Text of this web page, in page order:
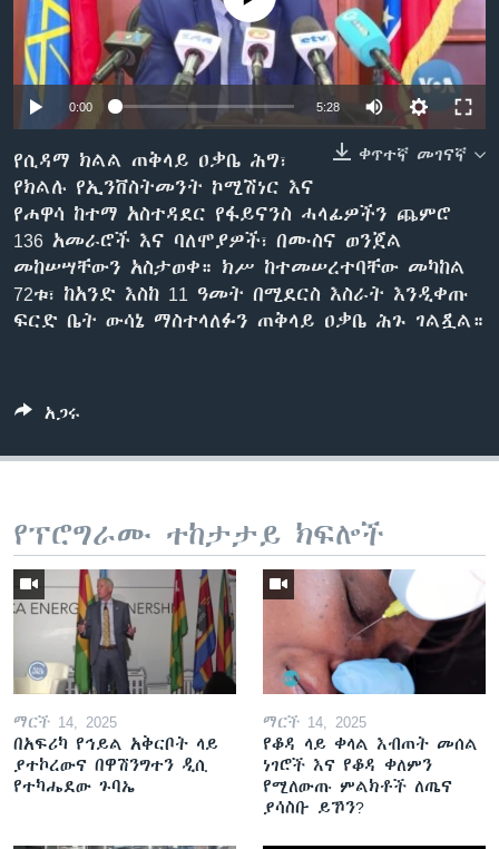
ቋንቋዎች
0:00 5:28
ቀጥተኛ መገናኛ
የሲዳማ ክልል ጠቅላይ ዐቃቤ ሕግ፣
የክልሉ የኢንቨስትመንት ኮሚሽነር እና
የሐዋሳ ከተማ አስተዳደር የፋይናንስ ሓላፊዎችን ጨምሮ
136 አመራሮች እና ባለሞያዎች፣ በሙስና ወንጀል
መከሠሣቸውን አስታወቀ። ክሥ ከተመሠረተባቸው መካከል
72ቱ፣ ከአንድ እስከ 11 ዓመት በሚደርስ እስራት እንዲቀጡ
ፍርድ ቤት ውሳኔ ማስተላለፉን ጠቅላይ ዐቃቤ ሕጉ ገልጿል።
አጋሩ
የፕሮግራሙ ተከታታይ ክፍሎች
ማርች 14, 2025
በአፍሪካ የኅይል አቅርቦት ላይ
ያተኮረውና በዋሽንግተን ዲሲ
የተካሔደው ጉባኤ
ማርች 14, 2025
የቆዳ ላይ ቀላል እብጠት መሰል
ነገሮች እና የቆዳ ቀለምን
የሚለውጡ ምልክቶች ለጤና
ያሳስቡ ይኾን?